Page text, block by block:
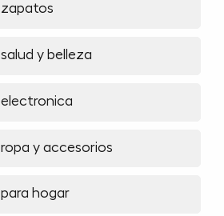
zapatos
salud y belleza
electronica
ropa y accesorios
para hogar